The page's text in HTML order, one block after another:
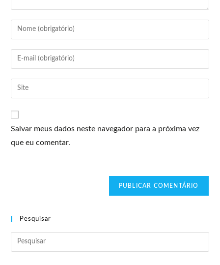
Salvar meus dados neste navegador para a próxima vez
que eu comentar.
Pesquisar